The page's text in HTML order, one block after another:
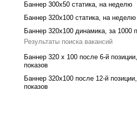
Баннер 300x50 статика, на неделю
Баннер 320x100 cтатика, на неделю
Баннер 320x100 динамика, за 1000
Результаты поиска вакансий
Баннер 320 x 100 после 6-й
показов
Баннер 320x100 после 12-й
показов